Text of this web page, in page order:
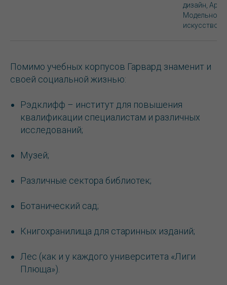
дизайн,
Модельное
искусство
Помимо учебных корпусов Гарвард знаменит и
своей социальной жизнью:
Рэдклифф – институт для повышения
квалификации специалистам и различных
исследований;
Музей;
Различные сектора библиотек;
Ботанический сад;
Книгохранилища для старинных изданий;
Лес (как и у каждого университета «Лиги
Плюща»).